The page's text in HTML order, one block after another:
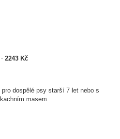
dospělé psy starší 7 let nebo s
masem.
-2243 Kč